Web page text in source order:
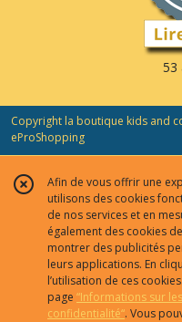
53
Copyright la boutique kids and
eProShopping
Afin de vous offrir une
utilisons des cookies
de nos services et en
également des cookies
montrer des publicités
leurs applications. En
l’utilisation de ces
page “Informations sur
confidentialité“. Vous